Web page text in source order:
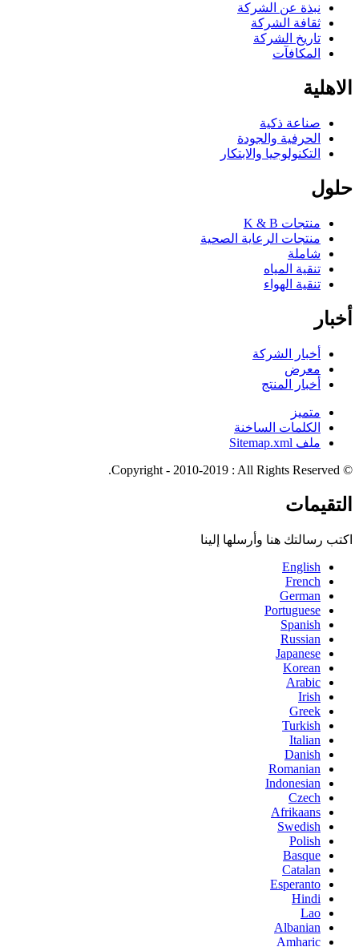
نبذة عن الشركة
ثقافة الشركة
تاريخ الشركة
المكافآت
الاهلية
صناعة ذكية
الحرفية والجودة
التكنولوجيا والابتكار
حلول
منتجات K & B
منتجات الرعاية الصحية
شاملة
تنقية المياه
تنقية الهواء
أخبار
أخبار الشركة
معرض
أخبار المنتج
متميز
الكلمات الساخنة
ملف Sitemap.xml
© Copyright - 2010-2019 : All Rights Reserved.
التقيمات
اكتب رسالتك هنا وأرسلها إلينا
English
French
German
Portuguese
Spanish
Russian
Japanese
Korean
Arabic
Irish
Greek
Turkish
Italian
Danish
Romanian
Indonesian
Czech
Afrikaans
Swedish
Polish
Basque
Catalan
Esperanto
Hindi
Lao
Albanian
Amharic